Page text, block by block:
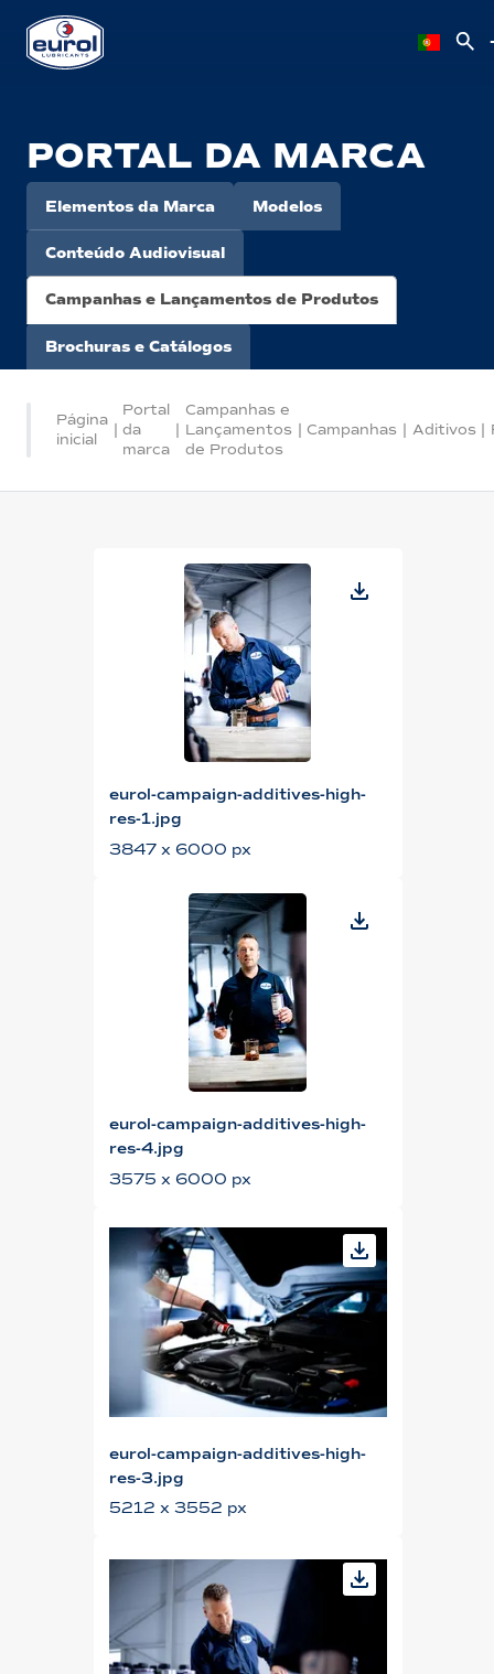
PORTAL DA MARCA
Elementos da Marca Modelos
Conteúdo Audiovisual
Campanhas e Lançamentos de Produtos
Brochuras e Catálogos
Página
inicial
|
Portal
da
marca
|
Campanhas e
Lançamentos
de Produtos
| Campanhas | Aditivos |
eurol-campaign-additives-high-
res-1.jpg
3847 x 6000 px
eurol-campaign-additives-high-
res-4.jpg
3575 x 6000 px
eurol-campaign-additives-high-
res-3.jpg
5212 x 3552 px